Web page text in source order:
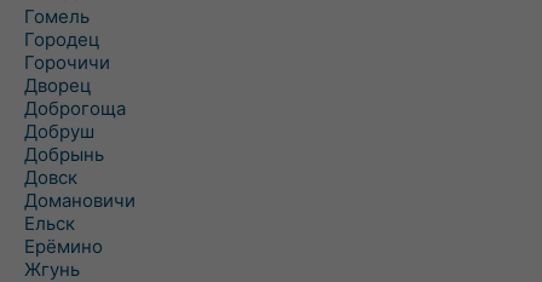
Гомель
Городец
Горочичи
Дворец
Доброгоща
Добруш
Добрынь
Довск
Домановичи
Ельск
Ерёмино
Жгунь